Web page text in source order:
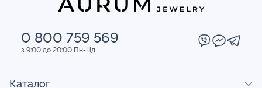
0 800 759 569
з 9:00 до 20:00 Пн-Нд
Каталог